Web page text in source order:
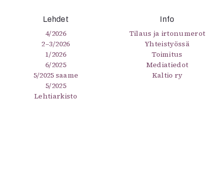
Lehdet
4/2026
2–3/2026
1/2026
6/2025
5/2025 saame
5/2025
Lehtiarkisto
Info
Tilaus ja irtonumerot
Yhteistyössä
Toimitus
Mediatiedot
Kaltio ry